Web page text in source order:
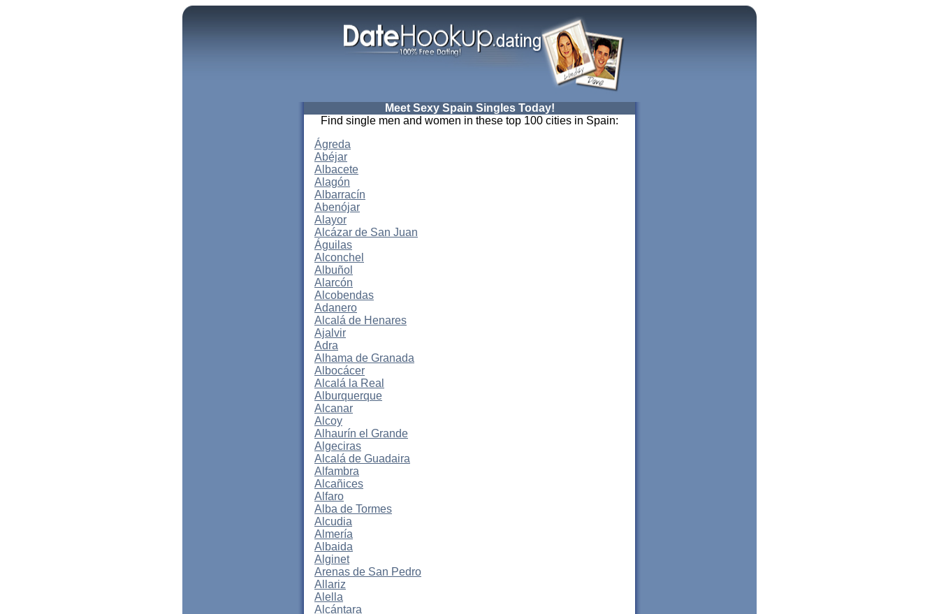
Meet Sexy Spain Singles Today!
Find single men and women in these top 100 cities in Spain:
Ágreda
Abéjar
Albacete
Alagón
Albarracín
Abenójar
Alayor
Alcázar de San Juan
Águilas
Alconchel
Albuñol
Alarcón
Alcobendas
Adanero
Alcalá de Henares
Ajalvir
Adra
Alhama de Granada
Albocácer
Alcalá la Real
Alburquerque
Alcanar
Alcoy
Alhaurín el Grande
Algeciras
Alcalá de Guadaira
Alfambra
Alcañices
Alfaro
Alba de Tormes
Alcudia
Almería
Albaida
Alginet
Arenas de San Pedro
Allariz
Alella
Alcántara